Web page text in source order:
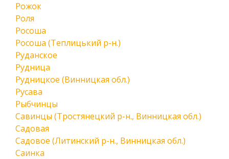
Рожок
Роля
Росоша
Росоша (Теплицький р-н.)
Руданское
Рудница
Рудницкое (Винницкая обл.)
Русава
Рыбчинцы
Савинцы (Тростянецкий р-н., Винницкая обл.)
Садовая
Садовое (Литинский р-н., Винницкая обл.)
Саинка